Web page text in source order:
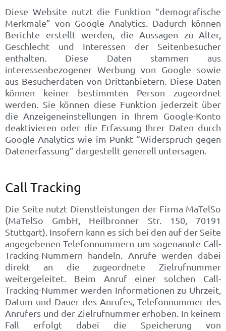
Diese Website nutzt die Funktion “demografische
Merkmale” von Google Analytics. Dadurch können
Berichte erstellt werden, die Aussagen zu Alter,
Geschlecht und Interessen der Seitenbesucher
enthalten. Diese Daten stammen aus
interessenbezogener Werbung von Google sowie
aus Besucherdaten von Drittanbietern. Diese Daten
können keiner bestimmten Person zugeordnet
werden. Sie können diese Funktion jederzeit über
die Anzeigeneinstellungen in Ihrem Google-Konto
deaktivieren oder die Erfassung Ihrer Daten durch
Google Analytics wie im Punkt “Widerspruch gegen
Datenerfassung” dargestellt generell untersagen.
Call Tracking
Die Seite nutzt Dienstleistungen der Firma MaTelSo
(MaTelSo GmbH, Heilbronner Str. 150, 70191
Stuttgart). Insofern kann es sich bei den auf der Seite
angegebenen Telefonnummern um sogenannte Call-
Tracking-Nummern handeln. Anrufe werden dabei
direkt an die zugeordnete Zielrufnummer
weitergeleitet. Beim Anruf einer solchen Call-
Tracking-Nummer werden Informationen zu Uhrzeit,
Datum und Dauer des Anrufes, Telefonnummer des
Anrufers und der Zielrufnummer erhoben. In keinem
Fall erfolgt dabei die Speicherung von